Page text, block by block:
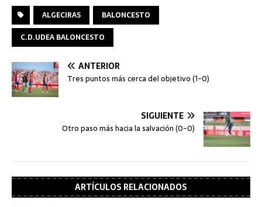
ALGECIRAS
BALONCESTO
C.D.UDEA BALONCESTO
ANTERIOR
Tres puntos más cerca del objetivo (1-0)
SIGUIENTE
Otro paso más hacia la salvación (0-0)
ARTÍCULOS RELACIONADOS